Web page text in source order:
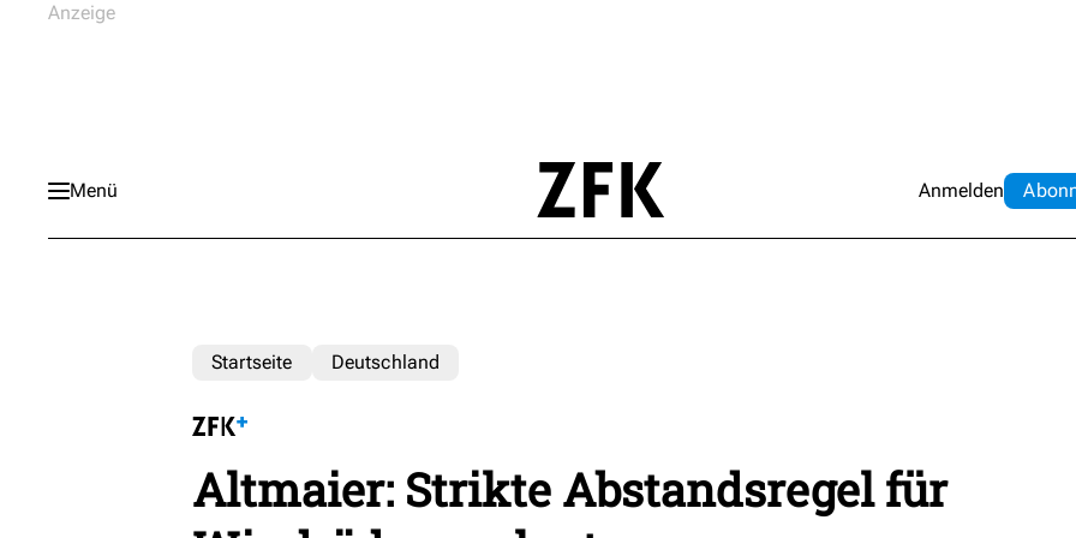
Menü Anmelden Abo
Startseite Deutschland
Altmaier: Strikte Abstandsregel für